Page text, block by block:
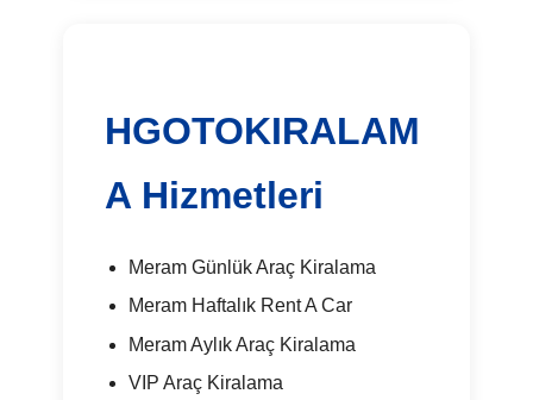
HGOTOKIRALAM
A Hizmetleri
Meram Günlük Araç Kiralama
Meram Haftalık Rent A Car
Meram Aylık Araç Kiralama
VIP Araç Kiralama